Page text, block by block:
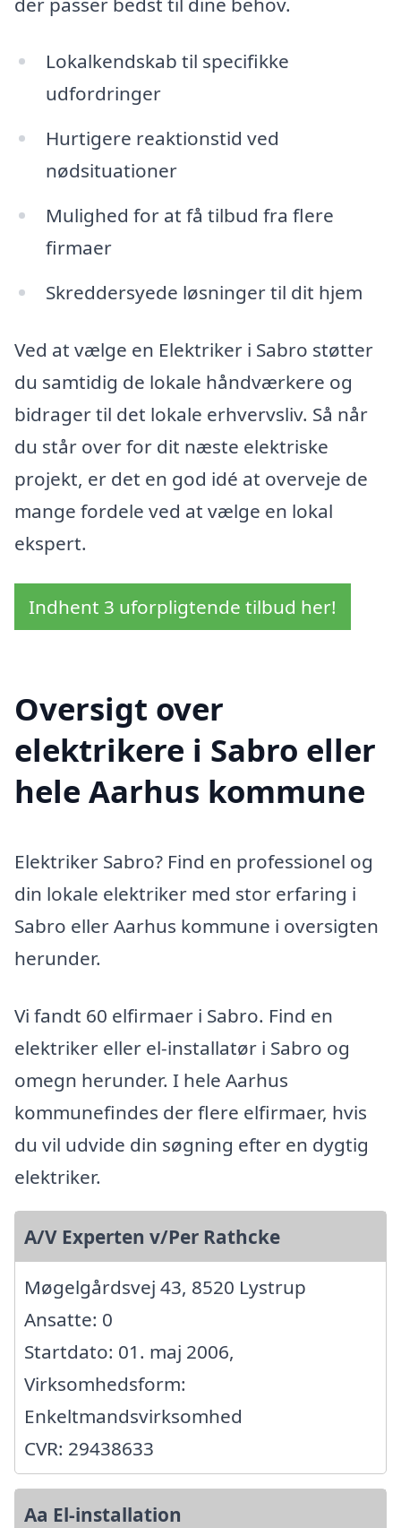
Lokalkendskab til specifikke
udfordringer
Hurtigere reaktionstid ved
nødsituationer
Mulighed for at få tilbud fra flere
firmaer
Skreddersyede løsninger til dit hjem
Ved at vælge en Elektriker i Sabro støtter
du samtidig de lokale håndværkere og
bidrager til det lokale erhvervsliv. Så når
du står over for dit næste elektriske
projekt, er det en god idé at overveje de
mange fordele ved at vælge en lokal
ekspert.
Indhent 3 uforpligtende tilbud her!
Oversigt over
elektrikere i Sabro eller
hele Aarhus kommune
Elektriker Sabro? Find en professionel og
din lokale elektriker med stor erfaring i
Sabro eller Aarhus kommune i oversigten
herunder.
Vi fandt 60 elfirmaer i Sabro. Find en
elektriker eller el-installatør i Sabro og
omegn herunder. I hele Aarhus
kommunefindes der flere elfirmaer, hvis
du vil udvide din søgning efter en dygtig
elektriker.
A/V Experten v/Per Rathcke
Møgelgårdsvej 43, 8520 Lystrup
Ansatte: 0
Startdato: 01. maj 2006,
Virksomhedsform:
Enkeltmandsvirksomhed
CVR: 29438633
Aa El-installation